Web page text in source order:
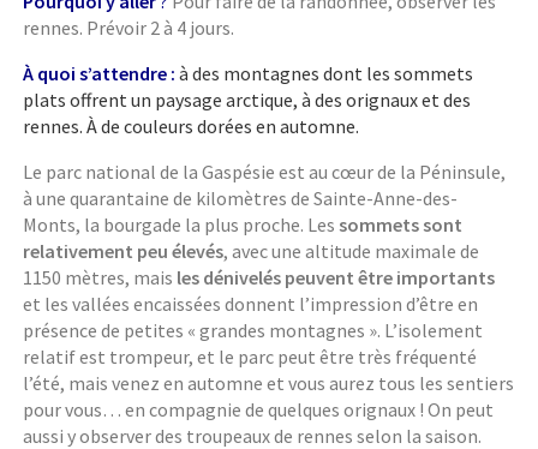
rennes. Prévoir 2 à 4 jours.
À quoi s’attendre :à des montagnes dont les sommets
plats offrent un paysage arctique, à des orignaux et des
rennes. À de couleurs dorées en automne.
Le parc national de la Gaspésie est au cœur de la Péninsule,
à une quarantaine de kilomètres de Sainte-Anne-des-
Monts, la bourgade la plus proche. Les sommets sont
relativement peu élevés, avec une altitude maximale de
1150 mètres, mais les dénivelés peuvent être importants
et les vallées encaissées donnent l’impression d’être en
présence de petites « grandes montagnes ». L’isolement
relatif est trompeur, et le parc peut être très fréquenté
l’été, mais venez en automne et vous aurez tous les sentiers
pour vous… en compagnie de quelques orignaux ! On peut
aussi y observer des troupeaux de rennes selon la saison.